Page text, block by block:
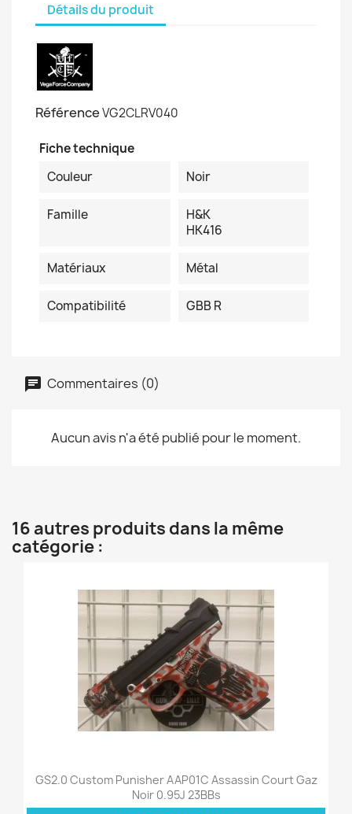
Détails du produit
RéférenceVG2CLRV040
Fiche technique
Couleur
Noir
Famille
H&K
HK416
Matériaux Métal
Compatibilité GBB R
Commentaires (0)
Aucun avis n'a été publié pour le moment.
16 autres produits dans la même
catégorie :
GS2.0 Custom Punisher AAP01C Assassin Court Gaz
Noir 0.95J 23BBs